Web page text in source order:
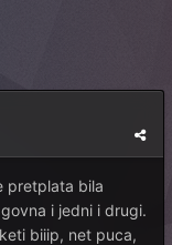
pretplata bila
i jedni i drugi.
biiip, net puca,